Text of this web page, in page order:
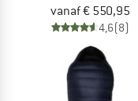
vanaf € 550,95
4,6(8)